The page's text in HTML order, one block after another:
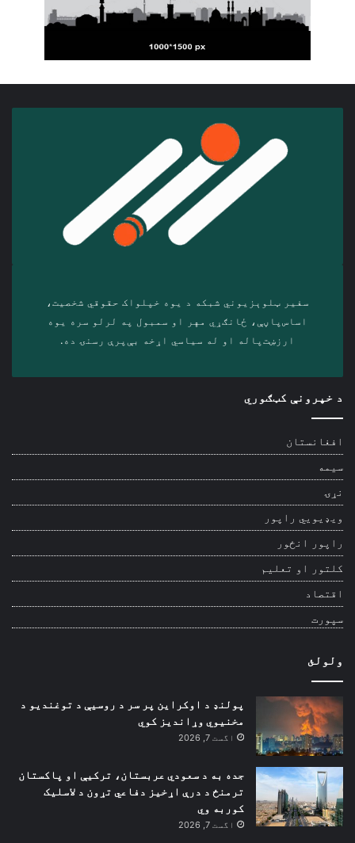
سفیر ټلوېزیوني شبکه د‎ یوه خپلواک حقوقي شخصیت،
اساس‌پاڼې، ځانګړي مهر او سمبول په لرلو سره ‎یوه
ارزښت‌پاله او ‎له سیاسي اړخه بې‌پرې رسنۍ ده.
د خپرونې کټګوري
افغانستان
سیمه
نړۍ
ویډیويي راپور
راپور انځور
کلتور او تعلیم
اقتصاد
سپورت
ولولئ
پولنډ د اوکراین پر سر د روسیې د توغندیو د
مخنیوي وړاندیز کوي
اگست 7, 2026
جده به د سعودي عربستان، ترکیې او پاکستان
ترمنځ د درې اړخیز دفاعي تړون د لاسلیک
کوربه وي
اگست 7, 2026